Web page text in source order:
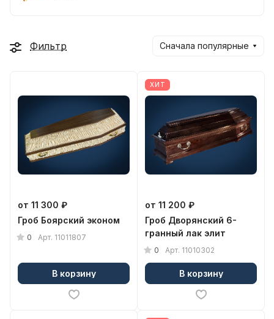
Фильтр Сначала популярные
от 11 300 ₽
Гроб Боярский эконом
0 Арт. 11011807
В корзину
ХИТ
от 11 200 ₽
Гроб Дворянский 6-
гранный лак элит
0 Арт. 11010302
В корзину